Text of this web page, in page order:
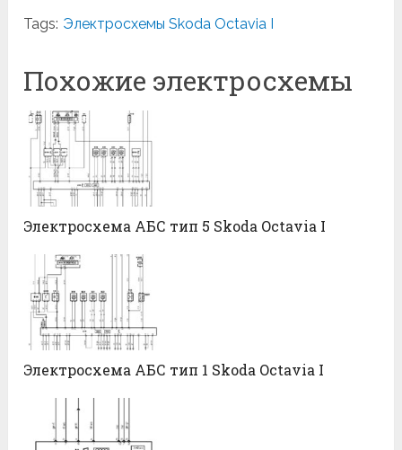
Tags: Электросхемы Skoda Octavia I
Похожие электросхемы
Электросхема АБС тип 5 Skoda Octavia I
Электросхема АБС тип 1 Skoda Octavia I